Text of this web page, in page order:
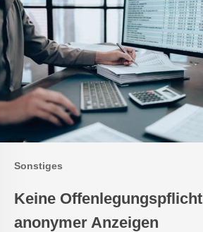
Sonstiges
Keine Offenlegungspflicht
anonymer Anzeigen